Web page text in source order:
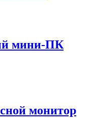
мини-ПК
монитор